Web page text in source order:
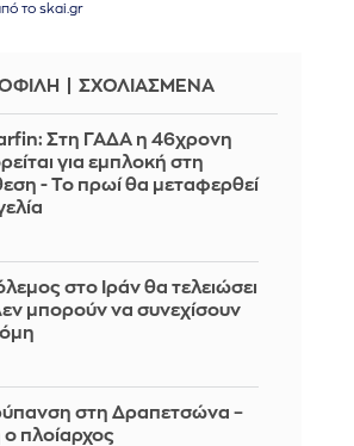
το skai.gr
ΣΧΟΛΙΑΣΜΕΝΑ
Στη ΓΑΔΑ η 46χρονη
για εμπλοκή στη
- Το πρωί θα μεταφερθεί
στο Ιράν θα τελειώσει
μπορούν να συνεχίσουν
στη Δραπετσώνα –
πλοίαρχος